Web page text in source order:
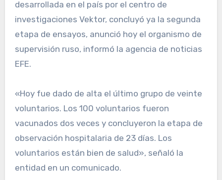
desarrollada en el país por el centro de
investigaciones Vektor, concluyó ya la segunda
etapa de ensayos, anunció hoy el organismo de
supervisión ruso, informó la agencia de noticias
EFE.
«Hoy fue dado de alta el último grupo de veinte
voluntarios. Los 100 voluntarios fueron
vacunados dos veces y concluyeron la etapa de
observación hospitalaria de 23 días. Los
voluntarios están bien de salud», señaló la
entidad en un comunicado.